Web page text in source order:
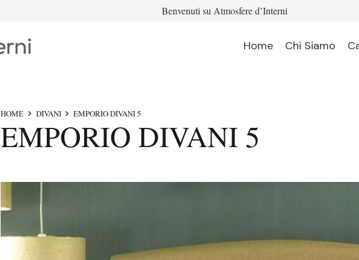
Benvenuti su Atmosfere d’Interni
Home Chi Siamo
HOME DIVANI EMPORIO DIVANI 5
EMPORIO DIVANI 5